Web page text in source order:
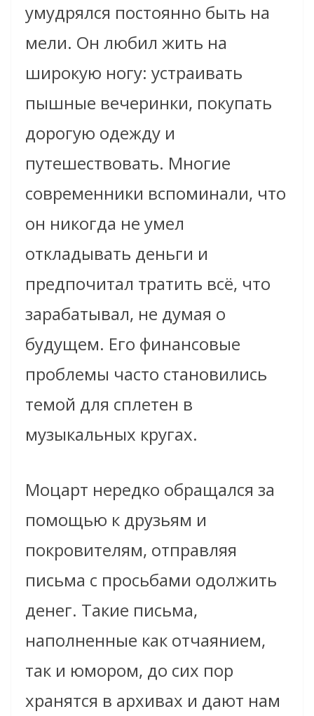
умудрялся постоянно быть на
мели. Он любил жить на
широкую ногу: устраивать
пышные вечеринки, покупать
дорогую одежду и
путешествовать. Многие
современники вспоминали, что
он никогда не умел
откладывать деньги и
предпочитал тратить всё, что
зарабатывал, не думая о
будущем. Его финансовые
проблемы часто становились
темой для сплетен в
музыкальных кругах.
Моцарт нередко обращался за
помощью к друзьям и
покровителям, отправляя
письма с просьбами одолжить
денег. Такие письма,
наполненные как отчаянием,
так и юмором, до сих пор
хранятся в архивах и дают нам